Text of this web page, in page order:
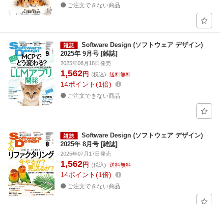
ご注文できない商品
Software Design (ソフトウェア デザイン)
2025年 9月号 [雑誌]
2025年08月18日発売
1,562円 (税込) 送料無料
14ポイント 1倍
ご注文できない商品
Software Design (ソフトウェア デザイン)
2025年 8月号 [雑誌]
2025年07月17日発売
1,562円 (税込) 送料無料
14ポイント 1倍
ご注文できない商品